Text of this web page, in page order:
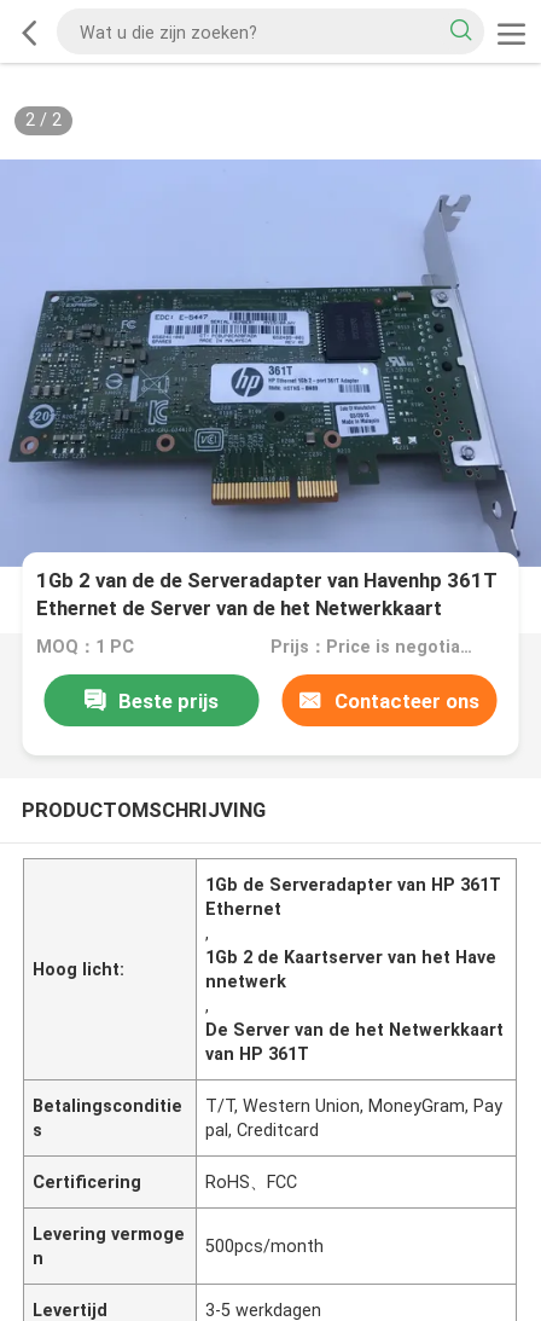
2/ 2
1Gb 2 van de de Serveradapter van Havenhp 361T
Ethernet de Server van de het Netwerkkaart
MOQ：1 PC Prijs：Price is negotiable
Beste prijs Contacteer ons
PRODUCTOMSCHRIJVING
Hoog licht:
1Gb de Serveradapter van HP 361T
Ethernet
,
1Gb 2 de Kaartserver van het Have
nnetwerk
,
De Server van de het Netwerkkaart
van HP 361T
Betalingsconditie
s
T/T, Western Union, MoneyGram, Pay
pal, Creditcard
Certificering RoHS、FCC
Levering vermoge
n
500pcs/month
Levertijd 3-5 werkdagen